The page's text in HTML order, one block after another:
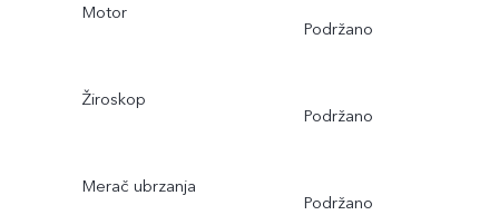
Motor
Podržano
Žiroskop
Podržano
Merač ubrzanja
Podržano